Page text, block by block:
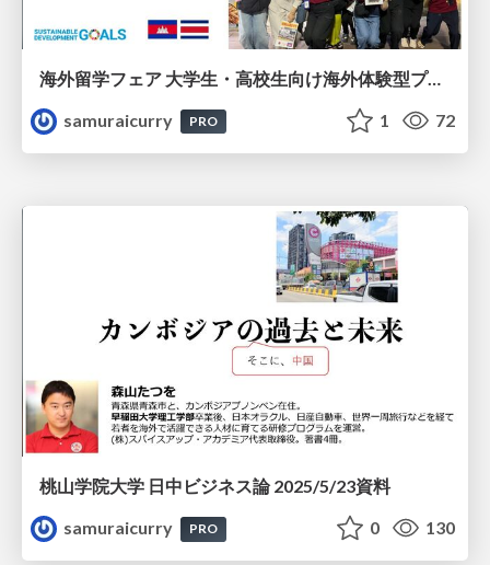
海外留学フェア 大学生・高校生向け海外体験型プログラム
samuraicurry
PRO 1 72
桃山学院大学 日中ビジネス論 2025/5/23資料
samuraicurry
PRO 0 130